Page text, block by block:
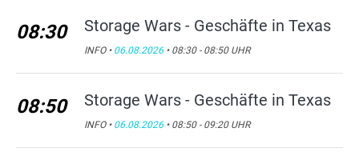
08:30 Storage Wars - Geschäfte in Texas
INFO • 06.08.2026 • 08:30 - 08:50 UHR
08:50 Storage Wars - Geschäfte in Texas
INFO • 06.08.2026 • 08:50 - 09:20 UHR